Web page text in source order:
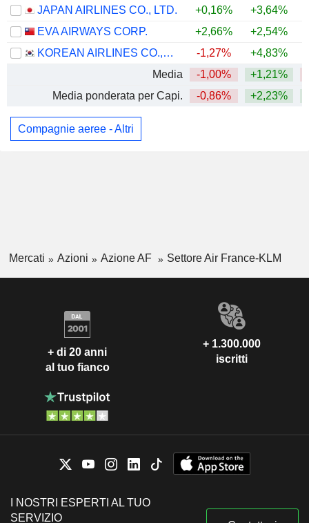
JAPAN AIRLINES CO., LTD.
+0,16% +3,64%
EVA AIRWAYS CORP.
+2,66% +2,54%
KOREAN AIRLINES CO.,LTD.
-1,27% +4,83%
Media
-1,00% +1,21%
Media ponderata per Capi.
-0,86% +2,23%
Compagnie aeree - Altri
Mercati Azioni Azione AF Settore Air France-KLM
+ di 20 anni
al tuo fianco
+ 1.300.000
iscritti
I NOSTRI ESPERTI AL TUO
SERVIZIO